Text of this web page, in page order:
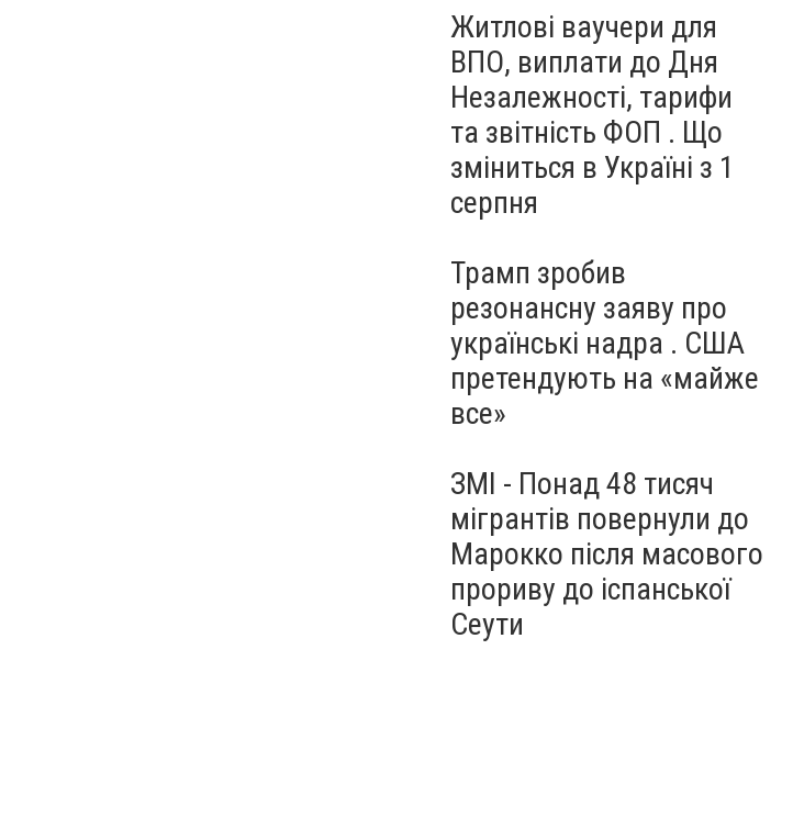
Житлові ваучери для
ВПО, виплати до Дня
Незалежності, тарифи
та звітність ФОП . Що
зміниться в Україні з 1
серпня
Трамп зробив
резонансну заяву про
українські надра . США
претендують на «майже
все»
ЗМІ - Понад 48 тисяч
мігрантів повернули до
Марокко після масового
прориву до іспанської
Сеути